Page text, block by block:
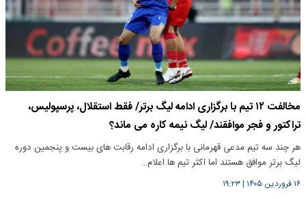
مخالفت ۱۲ تیم با برگزاری ادامه لیگ برتر/ فقط استقلال، پرسپولیس،
تراکتور و فجر موافقند/ لیگ نیمه کاره می ماند؟
هر چند سه تیم مدعی قهرمانی با برگزاری ادامه رقابت های بیست و پنجمین دوره
لیگ برتر موافق هستند اما اکثر تیم ها اعلام…
۱۶ فروردین ۱۴۰۵ |۱۹:۲۳